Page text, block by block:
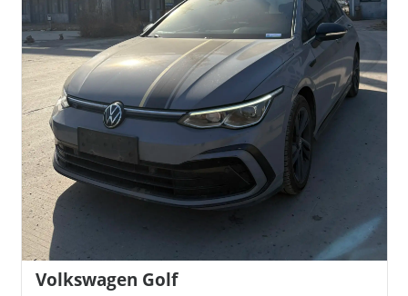
Volkswagen Golf